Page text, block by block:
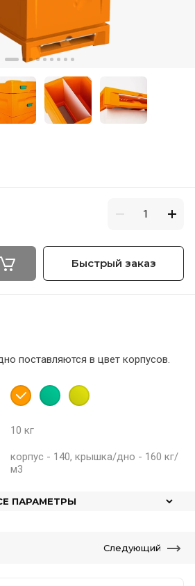
Быстрый заказ
поставляются в цвет корпусов.
10 кг
корпус - 140, крышка/дно - 160 кг/
м3
ПАРАМЕТРЫ
Следующий